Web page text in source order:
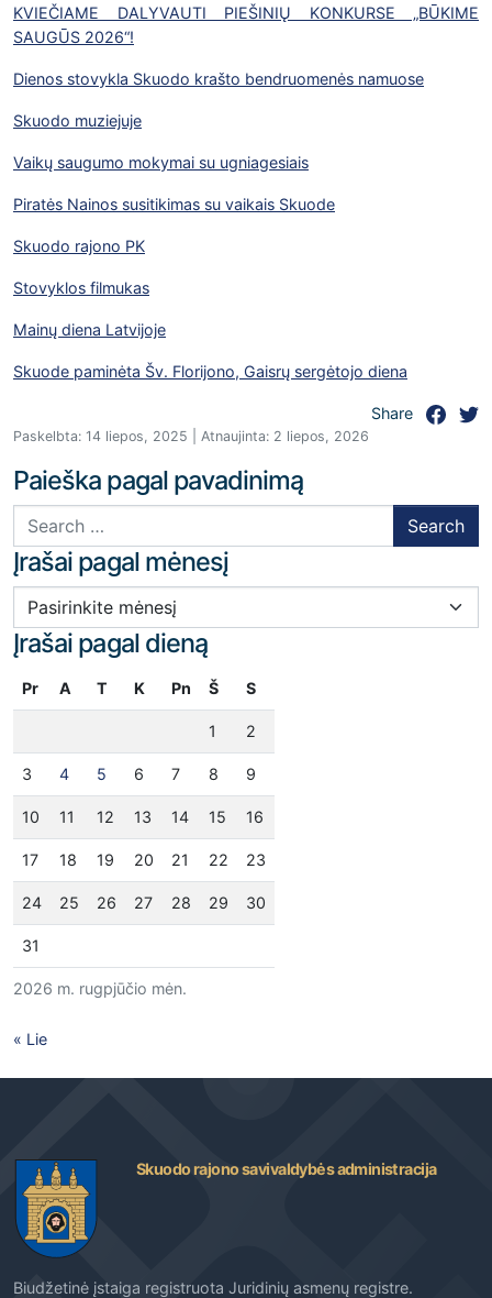
KVIEČIAME DALYVAUTI PIEŠINIŲ KONKURSE „BŪKIME
SAUGŪS 2026“!
Dienos stovykla Skuodo krašto bendruomenės namuose
Skuodo muziejuje
Vaikų saugumo mokymai su ugniagesiais
Piratės Nainos susitikimas su vaikais Skuode
Skuodo rajono PK
Stovyklos filmukas
Mainų diena Latvijoje
Skuode paminėta Šv. Florijono, Gaisrų sergėtojo diena
Share
Paskelbta: 14 liepos, 2025 | Atnaujinta: 2 liepos, 2026
Paieška pagal pavadinimą
Search for:
Įrašai pagal mėnesį
Įrašai pagal mėnesį
Įrašai pagal dieną
2026 m. rugpjūčio mėn.
Pr A T K Pn Š S
1 2
3 4 5 6 7 8 9
10 11 12 13 14 15 16
17 18 19 20 21 22 23
24 25 26 27 28 29 30
31
« Lie
Skuodo rajono savivaldybės administracija
Biudžetinė įstaiga registruota Juridinių asmenų registre.